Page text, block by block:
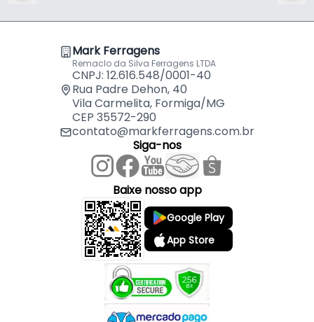
- Comercializado: Unidade
Mark Ferragens
Remaclo da Silva Ferragens LTDA
CNPJ: 12.616.548/0001-40
Rua Padre Dehon, 40
Vila Carmelita, Formiga/MG
CEP 35572-290
contato@markferragens.com.br
Siga-nos
Baixe nosso app
Google Play
App Store